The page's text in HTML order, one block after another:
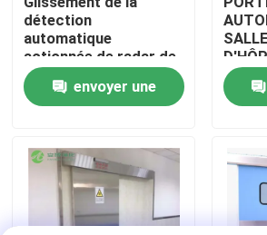
Nouvelles
Cas
Théâtre modulaire d'opération
Pièce propre modulaire
détection
automatique
actionnée de radar de
contrôle électrique de
porte d'hôpital
envoyer une